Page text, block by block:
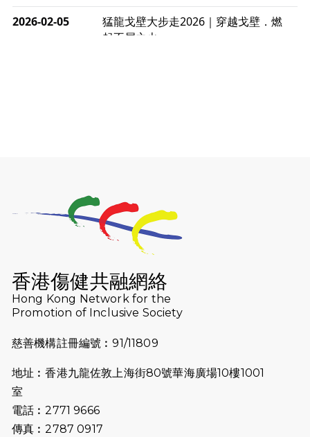
2026-02-05
猛龍戈壁大步走2026｜穿越戈壁．燃
起不屈之火
2025-08-12
Lockton Fearless Dragon Trail Run
2025
2025-08-07
2025-07-23
諾德猛龍越野跑2025
及愛。匯聚商龍會支持！
2025-06-09
香港勞工及福利局局長蕭偉強先生，
香港傷健共融網絡
Hong Kong Network for the
Promotion of Inclusive Society
慈善機構註冊編號︰91/11809
地址︰香港九龍佐敦上海街80號華海廣場10樓1001
室
電話︰2771 9666
傳真︰2787 0917